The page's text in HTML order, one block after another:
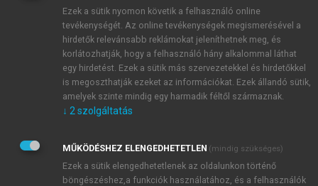
JELSZÓ ÚJRA
Kérek értesítést a MeRSZ újdonságairól, akcióiról.
Kérek értesítést az Akadémiai Kiadó Zrt. újdonságairól,
Adatkezelési tájékoztatóbanfoglaltakat tudomásul
veszem és elfogadom.
Általános vásárlási feltételeket, valamint a szotar.netés a
Ezek a sütik nyomon követik a felhasználó online
tevékenységét. Az online tevékenységek megismerésével a
hirdetők relevánsabb reklámokat jeleníthetnek meg, és
korlátozhatják, hogy a felhasználó hány alkalommal láthat
egy hirdetést. Ezek a sütik más szervezetekkel és hirdetőkkel
is megoszthatják ezeket az információkat. Ezek állandó sütik,
amelyek szinte mindig egy harmadik féltől származnak.
↓ 2 szolgáltatás
MŰKÖDÉSHEZ ELENGEDHETETLEN (mindig szükséges)
Ezek a sütik elengedhetetlenek az oldalunkon történő
böngészéshez,a funkciók használatához, és a felhasználók